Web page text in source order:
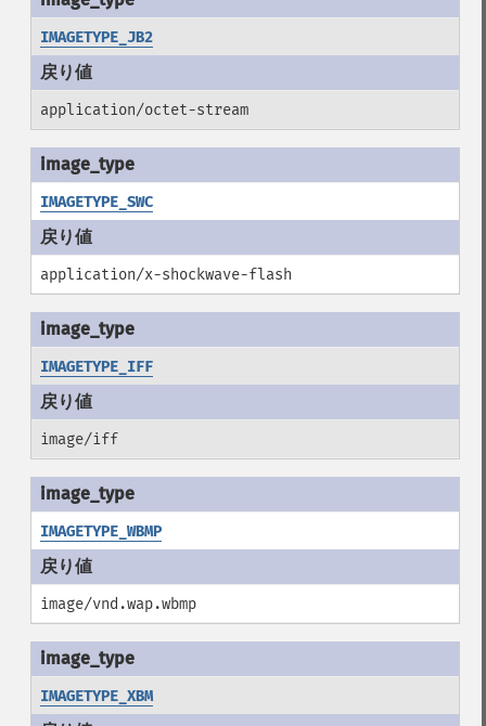
IMAGETYPE_JB2
application/octet-stream
IMAGETYPE_SWC
application/x-shockwave-flash
IMAGETYPE_IFF
image/iff
IMAGETYPE_WBMP
image/vnd.wap.wbmp
IMAGETYPE_XBM